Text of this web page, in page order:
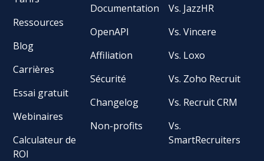
Ressources
Blog
Carrières
Essai gratuit
Webinaires
Calculateur de
ROI
Documentation
OpenAPI
Affiliation
Sécurité
Changelog
Non-profits
Vs. JazzHR
Vs. Vincere
Vs. Loxo
Vs. Zoho Recruit
Vs. Recruit CRM
Vs.
SmartRecruiters